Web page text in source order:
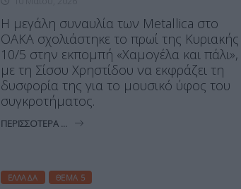
Η μεγάλη συναυλία των Metallica στο
ΟΑΚΑ σχολιάστηκε το πρωί της Κυριακής
10/5 στην εκπομπή «Χαμογέλα και πάλι»,
με τη Σίσσυ Χρηστίδου να εκφράζει τη
δυσφορία της για το μουσικό ύφος του
συγκροτήματος.
ΠΕΡΙΣΣΌΤΕΡΑ ...
ΕΛΛΆΔΑ ΘΈΜΑ 5